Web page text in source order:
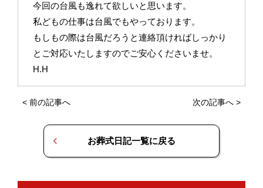
今回の台風も逸れて欲しいと思います。
私どもの仕事は台風でもやっております。
もしもの際は台風だろうと連絡頂ければしっかり
とご対応いたしますのでご安心くださいませ。
H.H
< 前の記事へ 次の記事へ >
お葬式日記一覧に戻る